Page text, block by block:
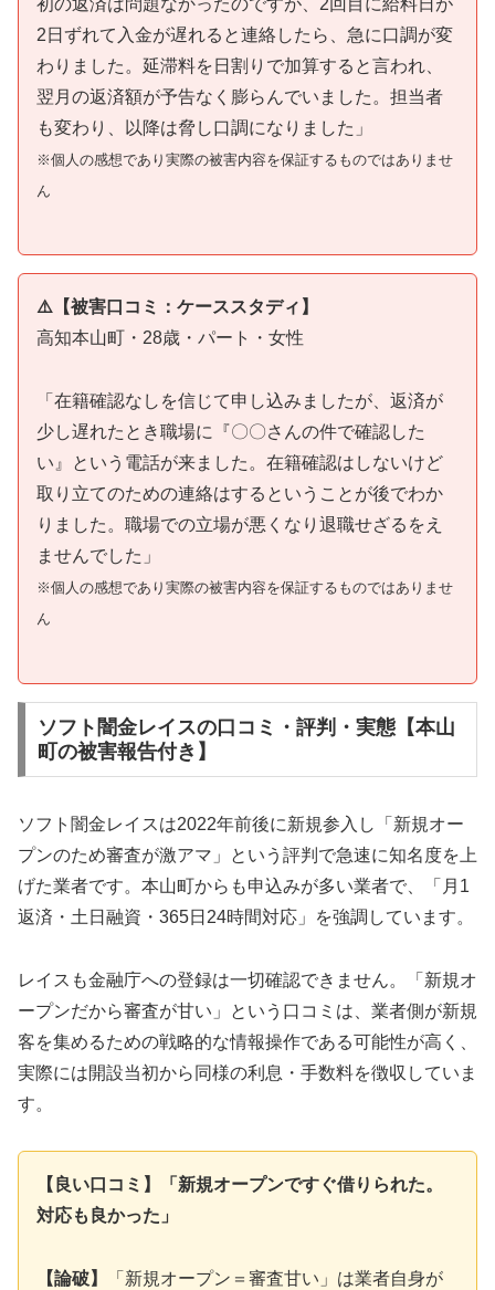
2日ずれて入金が遅れると連絡したら、急に口調が変
わりました。延滞料を日割りで加算すると言われ、
翌月の返済額が予告なく膨らんでいました。担当者
も変わり、以降は脅し口調になりました」
※個人の感想であり実際の被害内容を保証するものではありませ
ん
⚠️【被害口コミ：ケーススタディ】
高知本山町・28歳・パート・女性
「在籍確認なしを信じて申し込みましたが、返済が
少し遅れたとき職場に『〇〇さんの件で確認した
い』という電話が来ました。在籍確認はしないけど
取り立てのための連絡はするということが後でわか
りました。職場での立場が悪くなり退職せざるをえ
ませんでした」
※個人の感想であり実際の被害内容を保証するものではありませ
ん
ソフト闇金レイスの口コミ・評判・実態【本山
町の被害報告付き】
ソフト闇金レイスは2022年前後に新規参入し「新規オー
プンのため審査が激アマ」という評判で急速に知名度を上
げた業者です。本山町からも申込みが多い業者で、「月1
返済・土日融資・365日24時間対応」を強調しています。
レイスも金融庁への登録は一切確認できません。「新規オ
ープンだから審査が甘い」という口コミは、業者側が新規
客を集めるための戦略的な情報操作である可能性が高く、
実際には開設当初から同様の利息・手数料を徴収していま
す。
【良い口コミ】「新規オープンですぐ借りられた。
対応も良かった」
【論破】
「新規オープン＝審査甘い」は業者自身が